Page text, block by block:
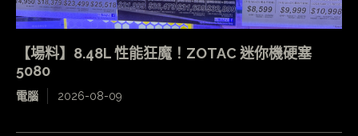
【場料】8.48L 性能狂魔！ZOTAC 迷你機硬塞
5080
電腦 2026-08-09